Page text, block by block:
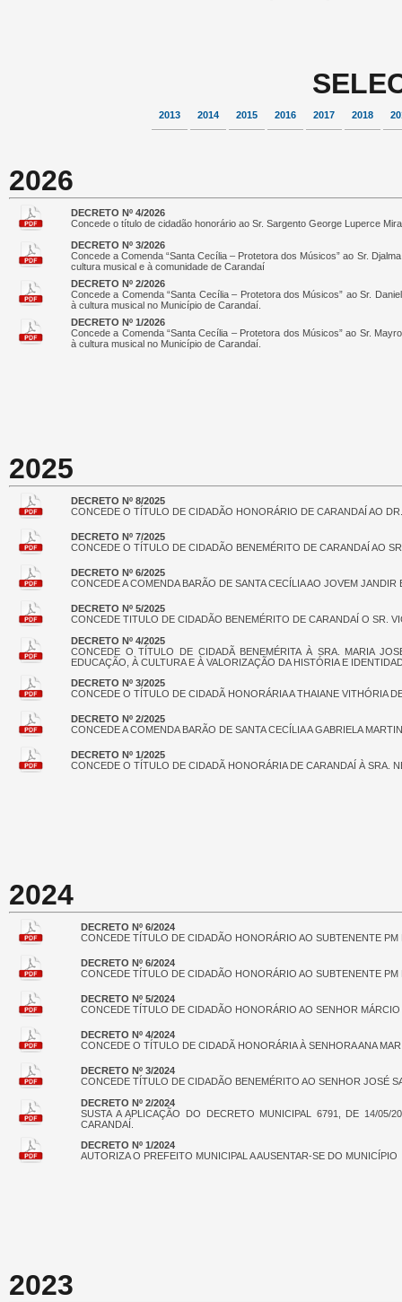
2013 2014 2015 2016 2017 2018
2026
DECRETO Nº 4/2026
Concede o título de cidadão honorário ao Sr. Sargento George Luperce
DECRETO Nº 3/2026
Concede a Comenda “Santa Cecília – Protetora dos Músicos” ao Sr.
cultura musical e à comunidade de Carandaí
DECRETO Nº 2/2026
Concede a Comenda “Santa Cecília – Protetora dos Músicos” ao Sr.
à cultura musical no Município de Carandaí.
DECRETO Nº 1/2026
Concede a Comenda “Santa Cecília – Protetora dos Músicos” ao Sr.
à cultura musical no Município de Carandaí.
2025
DECRETO Nº 8/2025
CONCEDE O TÍTULO DE CIDADÃO HONORÁRIO DE CARANDAÍ AO
DECRETO Nº 7/2025
CONCEDE O TÍTULO DE CIDADÃO BENEMÉRITO DE CARANDAÍ AO
DECRETO Nº 6/2025
CONCEDE A COMENDA BARÃO DE SANTA CECÍLIA AO JOVEM JANDIR
DECRETO Nº 5/2025
CONCEDE TITULO DE CIDADÃO BENEMÉRITO DE CARANDAÍ O SR.
DECRETO Nº 4/2025
CONCEDE O TÍTULO DE CIDADÃ BENEMÉRITA À SRA. MARIA
EDUCAÇÃO, À CULTURA E À VALORIZAÇÃO DA HISTÓRIA E
DECRETO Nº 3/2025
CONCEDE O TÍTULO DE CIDADÃ HONORÁRIA A THAIANE VITHÓRIA DE
DECRETO Nº 2/2025
CONCEDE A COMENDA BARÃO DE SANTA CECÍLIA A GABRIELA
DECRETO Nº 1/2025
CONCEDE O TÍTULO DE CIDADÃ HONORÁRIA DE CARANDAÍ À SRA.
2024
DECRETO Nº 6/2024
CONCEDE TÍTULO DE CIDADÃO HONORÁRIO AO SUBTENENTE
DECRETO Nº 6/2024
CONCEDE TÍTULO DE CIDADÃO HONORÁRIO AO SUBTENENTE
DECRETO Nº 5/2024
CONCEDE TÍTULO DE CIDADÃO HONORÁRIO AO SENHOR
DECRETO Nº 4/2024
CONCEDE O TÍTULO DE CIDADÃ HONORÁRIA À SENHORA ANA
DECRETO Nº 3/2024
CONCEDE TÍTULO DE CIDADÃO BENEMÉRITO AO SENHOR JOSÉ
DECRETO Nº 2/2024
SUSTA A APLICAÇÃO DO DECRETO MUNICIPAL 6791, DE 14/
CARANDAÍ.
DECRETO Nº 1/2024
AUTORIZA O PREFEITO MUNICIPAL A AUSENTAR-SE DO MUNICÍPIO
2023